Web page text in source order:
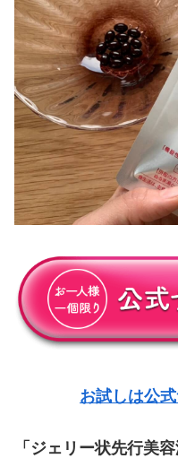
お試しは公
「ジェリー状先行美容